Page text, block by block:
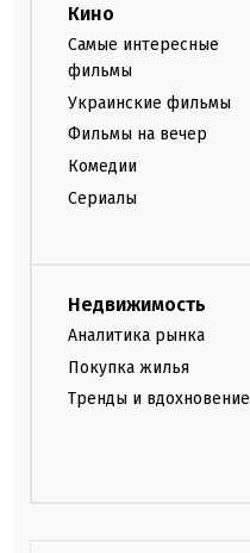
Кино
Самые интересные
фильмы
Украинские фильмы
Фильмы на вечер
Комедии
Сериалы
Недвижимость
Аналитика рынка
Покупка жилья
Тренды и вдохновение